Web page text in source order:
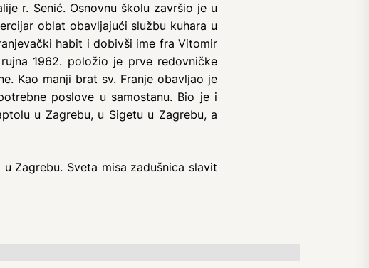
r. Senić. Osnovnu školu završio je u
oblat obavljajući službu kuhara u
habit i dobivši ime fra Vitomir
1962. položio je prve redovničke
Kao manji brat sv. Franje obavljao je
poslove u samostanu. Bio je i
u Zagrebu, u Sigetu u Zagrebu, a
Zagrebu. Sveta misa zadušnica slavit